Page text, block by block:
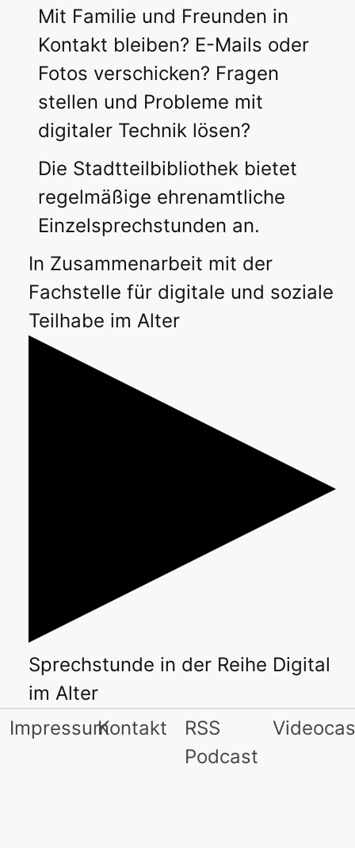
Mit Familie und Freunden in
Kontakt bleiben? E-Mails oder
Fotos verschicken? Fragen
stellen und Probleme mit
digitaler Technik lösen?
Die Stadtteilbibliothek bietet
regelmäßige ehrenamtliche
Einzelsprechstunden an.
In Zusammenarbeit mit der
Fachstelle für digitale und soziale
Teilhabe im Alter
Sprechstunde in der Reihe Digital
im Alter
ImpressumKontakt
RSS
Podcast